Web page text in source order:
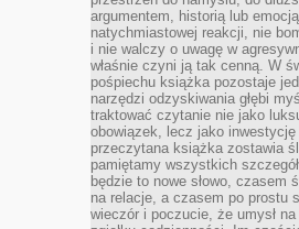
argumentem, historią lub
natychmiastowej reakcji, nie
i nie walczy o uwagę w
właśnie czyni ją tak cenną. W
pośpiechu książka pozostaje
narzędzi odzyskiwania głębi
traktować czytanie nie jako
obowiązek, lecz jako
przeczytana książka zostawia
pamiętamy wszystkich
będzie to nowe słowo, czasem
na relacje, a czasem po prostu
wieczór i poczucie, że umysł na